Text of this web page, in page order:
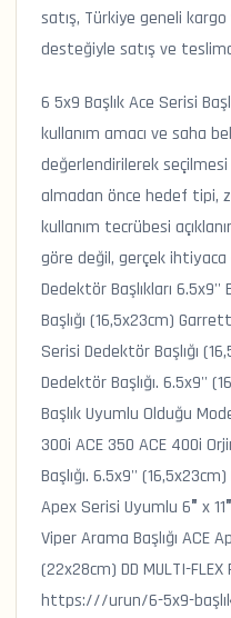
satış, Türkiye geneli
desteğiyle satış ve
6 5x9 Başlık Ace Serisi
kullanım amacı ve saha
değerlendirilerek
almadan önce hedef tipi,
kullanım tecrübesi
göre değil, gerçek ihtiyaca
Dedektör Başlıkları 6.5x9''
Başlığı (16,5x23cm)
Serisi Dedektör Başlığı
Dedektör Başlığı. 6.5x9''
Başlık Uyumlu Olduğu
300i ACE 350 ACE 400i
Başlığı. 6.5x9''
Apex Serisi Uyumlu 6″ x
Viper Arama Başlığı ACE
(22x28cm) DD MULTI-FLEX
https:///urun/6-5x9-